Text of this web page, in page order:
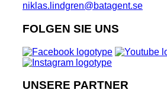
niklas.lindgren@batagent.se
FOLGEN SIE UNS
UNSERE PARTNER